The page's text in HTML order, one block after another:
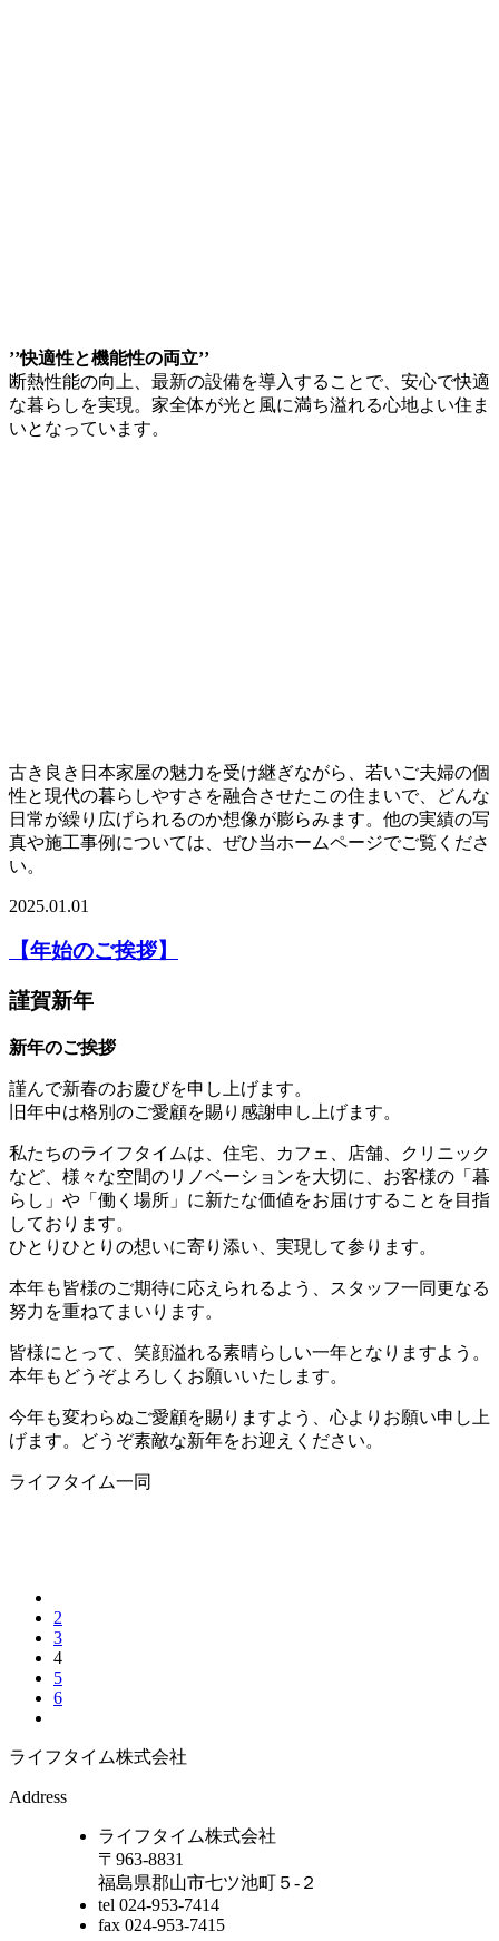
’’快適性と機能性の両立’’
断熱性能の向上、最新の設備を導入することで、安心で快適
な暮らしを実現。家全体が光と風に満ち溢れる心地よい住ま
いとなっています。
古き良き日本家屋の魅力を受け継ぎながら、若いご夫婦の個
性と現代の暮らしやすさを融合させたこの住まいで、どんな
日常が繰り広げられるのか想像が膨らみます。他の実績の写
真や施工事例については、ぜひ当ホームページでご覧くださ
い。
2025.01.01
【年始のご挨拶】
謹賀新年
新年のご挨拶
謹んで新春のお慶びを申し上げます。
旧年中は格別のご愛顧を賜り感謝申し上げます。
私たちのライフタイムは、住宅、カフェ、店舗、クリニック
など、様々な空間のリノベーションを大切に、お客様の「暮
らし」や「働く場所」に新たな価値をお届けすることを目指
しております。
ひとりひとりの想いに寄り添い、実現して参ります。
本年も皆様のご期待に応えられるよう、スタッフ一同更なる
努力を重ねてまいります。
皆様にとって、笑顔溢れる素晴らしい一年となりますよう。
本年もどうぞよろしくお願いいたします。
今年も変わらぬご愛顧を賜りますよう、心よりお願い申し上
げます。どうぞ素敵な新年をお迎えください。
ライフタイム一同
2
3
4
5
6
ライフタイム株式会社
Address
ライフタイム株式会社
〒963-8831
福島県郡山市七ツ池町５-２
tel 024-953-7414
fax 024-953-7415